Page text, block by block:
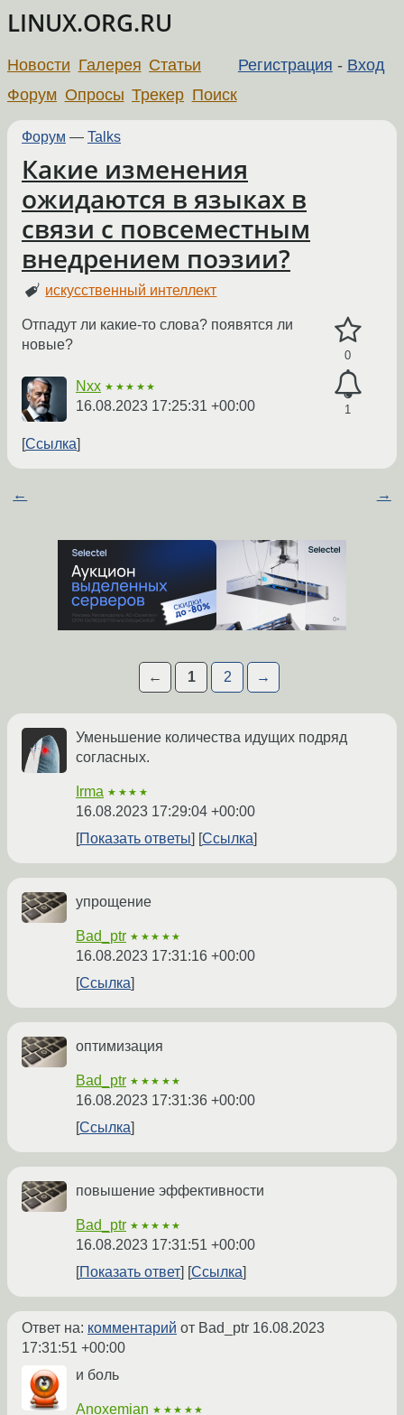
LINUX.ORG.RU
Регистрация - Вход
Новости Галерея Статьи
Форум Опросы Трекер Поиск
Форум — Talks
Какие изменения
ожидаются в языках в
связи с повсеместным
внедрением поэзии?
искусственный интеллект
0
1
Отпадут ли какие-то слова? появятся ли
новые?
Nxx ★★★★★
16.08.2023 17:25:31 +00:00
Ссылка
← →
← 1 2 →
Уменьшение количества идущих подряд
согласных.
Irma ★★★★
16.08.2023 17:29:04 +00:00
Показать ответы
Ссылка
упрощение
Bad_ptr ★★★★★
16.08.2023 17:31:16 +00:00
Ссылка
оптимизация
Bad_ptr ★★★★★
16.08.2023 17:31:36 +00:00
Ссылка
повышение эффективности
Bad_ptr ★★★★★
16.08.2023 17:31:51 +00:00
Показать ответ
Ссылка
Ответ на: комментарий от Bad_ptr 16.08.2023
17:31:51 +00:00
и боль
Anoxemian ★★★★★